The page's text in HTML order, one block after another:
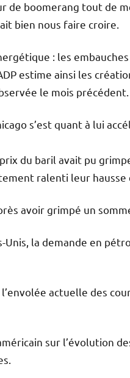
boomerang tout de
bien nous faire croire.
: les
estime ainsi les
le mois précédent.
s’est quant à lui
du baril avait pu
ralenti leur hausse
avoir grimpé un
la demande en
actuelle des
sur l’évolution